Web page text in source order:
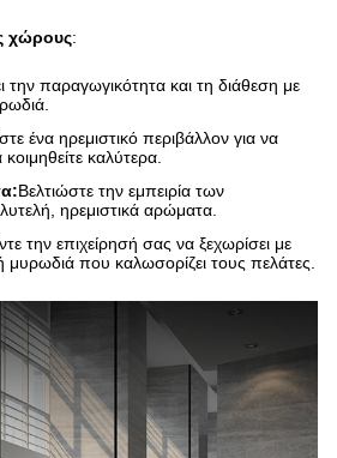
χώρους:
την παραγωγικότητα και τη διάθεση με
ένα ηρεμιστικό περιβάλλον για να
καλύτερα.
Βελτιώστε την εμπειρία των
ηρεμιστικά αρώματα.
την επιχείρησή σας να ξεχωρίσει με
μυρωδιά που καλωσορίζει τους πελάτες.